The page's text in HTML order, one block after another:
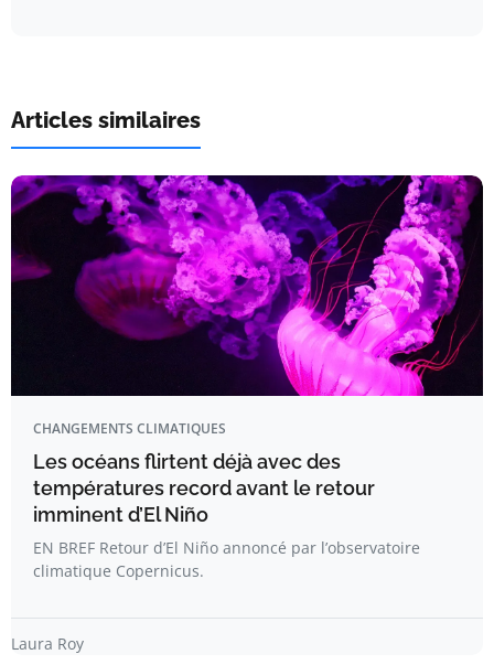
Articles similaires
CHANGEMENTS CLIMATIQUES
Les océans flirtent déjà avec des
températures record avant le retour
imminent d’El Niño
EN BREF Retour d’El Niño annoncé par l’observatoire
climatique Copernicus.
Laura Roy